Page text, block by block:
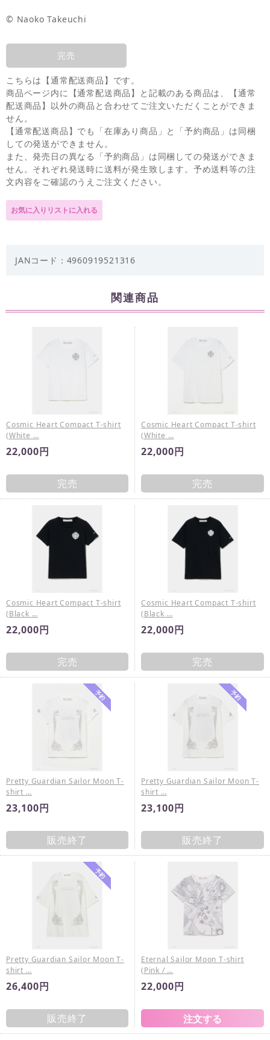
© Naoko Takeuchi
完売
こちらは【通常配送商品】です。
商品ページ内に【通常配送商品】と記載のある商品は、【通常
配送商品】以外の商品と合わせてご注文いただくことができま
せん。
【通常配送商品】でも「在庫あり商品」と「予約商品」は同梱
しての発送ができません。
また、発売日の異なる「予約商品」は同梱しての発送ができま
せん。それぞれ発送時に送料が発生致します。予め送料等の注
文内容をご確認のうえご注文ください。
JANコード：4960919521316
関連商品
Cosmic Heart Compact T-shirt
(White …
22,000円
完売
Cosmic Heart Compact T-shirt
(White …
22,000円
完売
Cosmic Heart Compact T-shirt
(Black …
22,000円
完売
Cosmic Heart Compact T-shirt
(Black …
22,000円
完売
Pretty Guardian Sailor Moon T-
shirt …
23,100円
販売終了
Pretty Guardian Sailor Moon T-
shirt …
23,100円
販売終了
Pretty Guardian Sailor Moon T-
shirt …
26,400円
販売終了
Eternal Sailor Moon T-shirt
(Pink / …
22,000円